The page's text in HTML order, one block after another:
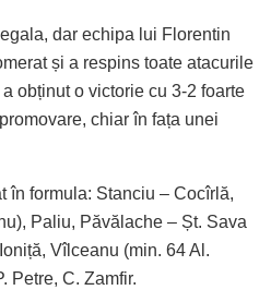
dar echipa lui Florentin
și a respins toate atacurile
obținut o victorie cu 3-2 foarte
chiar în fața unei
în formula: Stanciu – Cocîrlă,
Paliu, Păvălache – Șt. Sava
Vîlceanu (min. 64 Al.
Petre, C. Zamfir.